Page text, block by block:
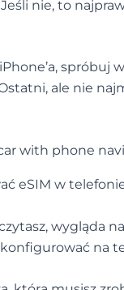
nie, to
spróbuj
ale nie
eSIM w
wygląda
na